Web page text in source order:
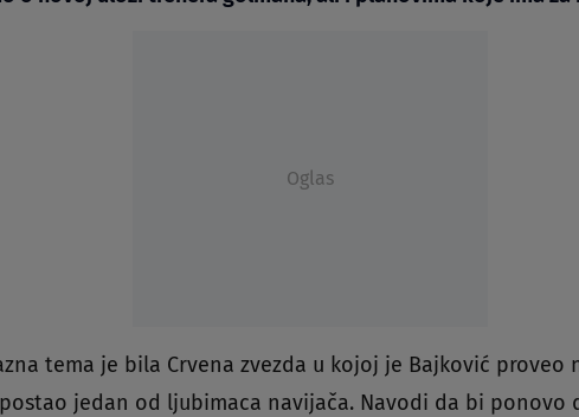
Oglas
tema je bila Crvena zvezda u kojoj je Bajković proveo
jedan od ljubimaca navijača. Navodi da bi ponovo